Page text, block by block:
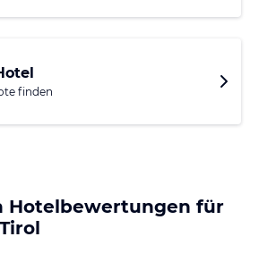
finden
Hotelbewertungen für